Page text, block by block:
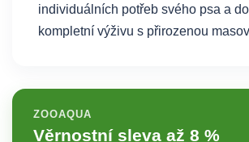
individuálních potřeb svého psa a
kompletní výživu s přirozenou
ZOOAQUA
Věrnostní sleva až 8 %